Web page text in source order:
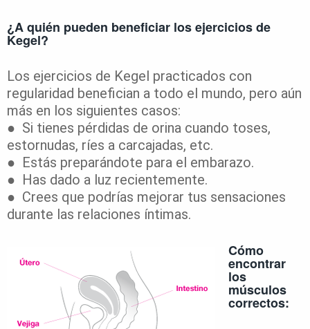
¿A quién pueden beneficiar los ejercicios de
Kegel?
Los ejercicios de Kegel practicados con
regularidad benefician a todo el mundo, pero aún
más en los siguientes casos:
● Si tienes pérdidas de orina cuando toses,
estornudas, ríes a carcajadas, etc.
● Estás preparándote para el embarazo.
● Has dado a luz recientemente.
● Crees que podrías mejorar tus sensaciones
durante las relaciones íntimas.
Cómo
encontrar
los
músculos
correctos: